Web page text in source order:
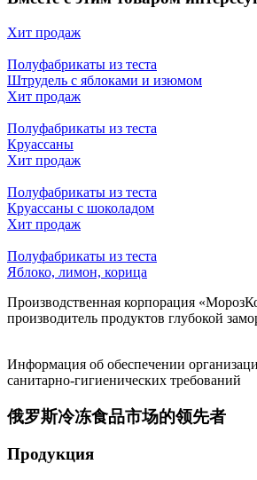
Хит продаж
Полуфабрикаты из теста
Штрудель с яблоками и изюмом
Хит продаж
Полуфабрикаты из теста
Круассаны
Хит продаж
Полуфабрикаты из теста
Круассаны с шоколадом
Хит продаж
Полуфабрикаты из теста
Яблоко, лимон, корица
Производственная корпорация
производитель продуктов глубокой
Информация об обеспечении
санитарно-гигиенических требований
俄罗斯冷冻食品市场的领先者
Продукция